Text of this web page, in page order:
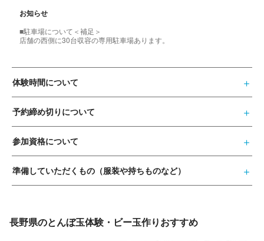
お知らせ
■駐車場について＜補足＞
店舗の西側に30台収容の専用駐車場あります。
体験時間について
予約締め切りについて
参加資格について
準備していただくもの（服装や持ちものなど）
長野県のとんぼ玉体験・ビー玉作りおすすめ